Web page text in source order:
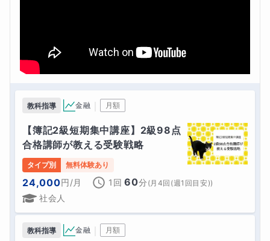
教科指導 金融 月額
【簿記2級短期集中講座】2級98点
合格講師が教える受験戦略
タイプ別 無料体験あり
24,000円/月 1回 60分 (月4回(週1回目安))
社会人
教科指導 金融 月額